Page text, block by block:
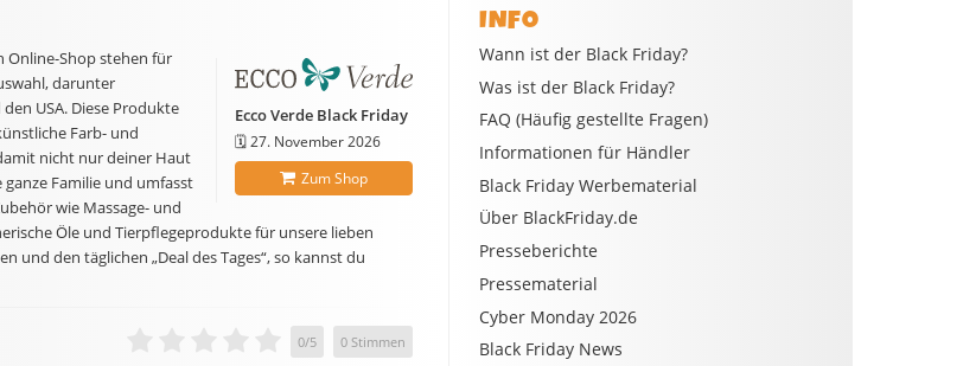
Ecco Verde Black Friday
🗓️27. November 2026
Zum Shop
Online-Shop stehen für
darunter
USA. Diese Produkte
Farb- und
nicht nur deiner Haut
Familie und umfasst
wie Massage- und
Öle und Tierpflegeprodukte für unsere lieben
und den täglichen „Deal des Tages“, so kannst du
0/5 0Stimmen
INFO
Wann ist der Black Friday?
Was ist der Black Friday?
FAQ (Häufig gestellte Fragen)
Informationen für Händler
Black Friday Werbematerial
Über BlackFriday.de
Presseberichte
Pressematerial
Cyber Monday 2026
Black Friday News